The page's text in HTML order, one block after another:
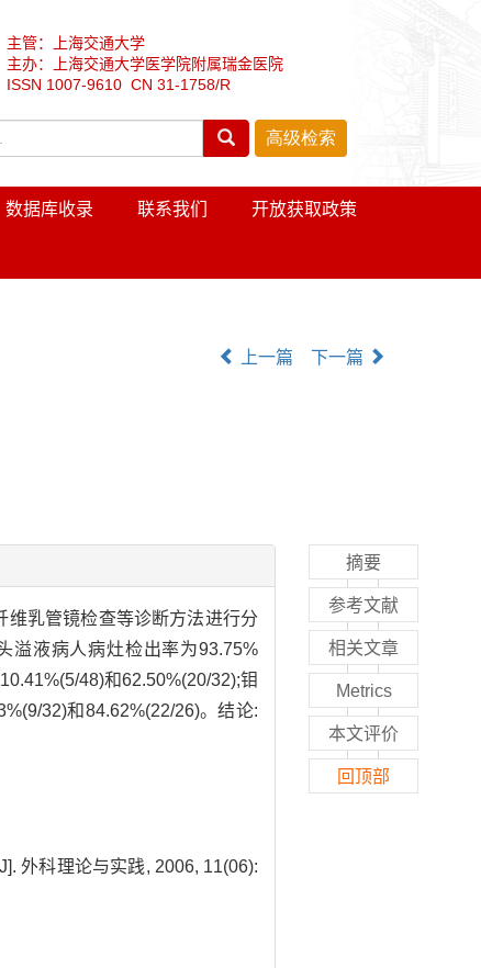
主管：上海交通大学
主办：上海交通大学医学院附属瑞金医院
ISSN 1007-9610 CN 31-1758/R
数据库收录 联系我们 开放获取政策
上一篇 下一篇
维乳管镜检查等诊断方法进行分
溢液病人病灶检出率为93.75%
48)和62.50%(20/32);钼
32)和84.62%(22/26)。结论:
外科理论与实践, 2006, 11(06):
摘要
参考文献
相关文章
Metrics
本文评价
回顶部